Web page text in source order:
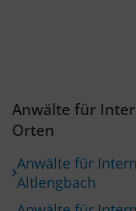
Anwälte für
Orten
Anwälte für
Altlengbach